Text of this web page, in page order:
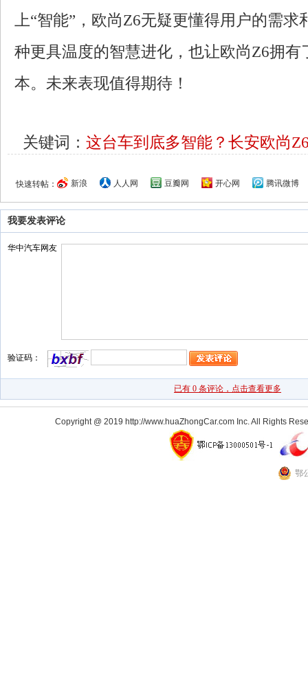
上“智能”，欧尚Z6无疑更懂得用户的需
种更具温度的智慧进化，也让欧尚Z6拥有
本。未来表现值得期待！
关键词： 这台车到底多智能？长安欧尚
快速转帖： 新浪 人人网 豆瓣网 开心网 腾讯微博
我要发表评论
Copyright @ 2019 http://www.huaZhongCar.com Inc. All Rights
鄂